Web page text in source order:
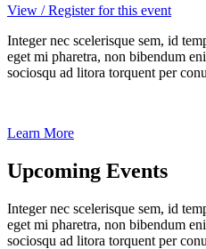
View / Register for this event
Integer nec scelerisque sem, id
eget mi pharetra, non bibendum
sociosqu ad litora torquent per
Learn More
Upcoming Events
Integer nec scelerisque sem, id
eget mi pharetra, non bibendum
sociosqu ad litora torquent per